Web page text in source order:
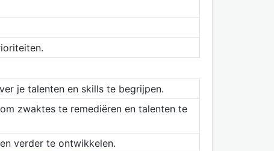
je talenten en skills te begrijpen.
zwaktes te remediëren en talenten te
verder te ontwikkelen.